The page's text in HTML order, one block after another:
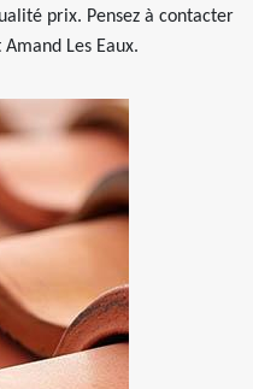
prix. Pensez à contacter
Les Eaux.